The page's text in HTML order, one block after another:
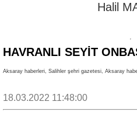
Halil
HAVRANLI SEYİT
Aksaray haberleri, Salihler şehri gazetesi, Aksaray
18.03.2022 11:48:00